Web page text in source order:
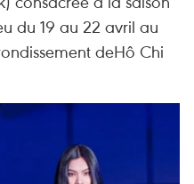
du 19 au 22 avril au
deHô Chi